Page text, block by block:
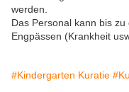
werden.
Das Personal kann bis
Engpässen (Krankheit
#Kindergarten Kuratie